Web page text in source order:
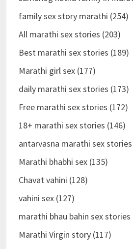
family sex story marathi (254)
All marathi sex stories (203)
Best marathi sex stories (189)
Marathi girl sex (177)
daily marathi sex stories (173)
Free marathi sex stories (172)
18+ marathi sex stories (146)
antarvasna marathi sex
Marathi bhabhi sex (135)
Chavat vahini (128)
vahini sex (127)
marathi bhau bahin sex stories
Marathi Virgin story (117)